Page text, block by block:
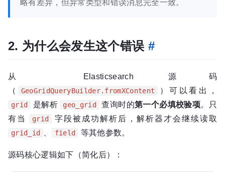
略有差异，但异常类型和错误消息完全一致。
2. 为什么会发生这个错误 #
从 Elasticsearch 源码
（
GeoGridQueryBuilder.fromXContent ）可以看出，
grid 是解析 geo_grid 查询时的第一个必填校验项。只
有当
grid 字段被成功解析后，解析器才会继续读取
grid_id 、 field 等其他参数。
源码核心逻辑如下（简化后）：